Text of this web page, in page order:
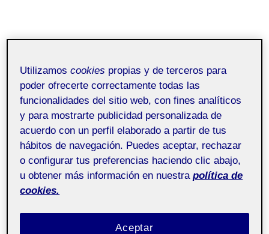
Utilizamoscookies propias y de terceros para
poder ofrecerte correctamente todas las
funcionalidades del sitio web, con fines analíticos
y para mostrarte publicidad personalizada de
acuerdo con un perfil elaborado a partir de tus
hábitos de navegación. Puedes aceptar, rechazar
o configurar tus preferencias haciendo clic abajo,
u obtener más información en nuestra política de
cookies.
Aceptar